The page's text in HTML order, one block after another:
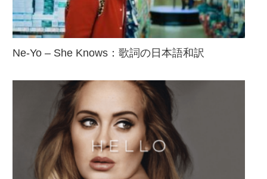
Ne-Yo – She Knows：歌詞の日本語和訳